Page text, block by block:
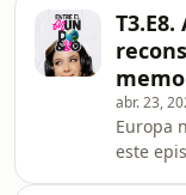
del
Mundo y
archivos
densos,
historia.
se pasó
abr. 23,
Europa
este